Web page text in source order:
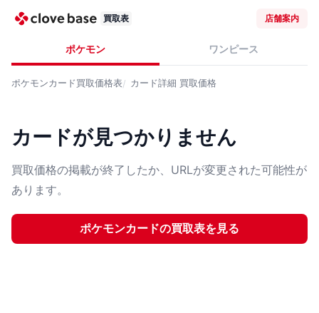
買取表 店舗案内
ポケモン ワンピース
ポケモンカード買取価格表 カード詳細 買取価格
カードが見つかりません
買取価格の掲載が終了したか、URLが変更された可能性が
あります。
ポケモンカードの買取表を見る